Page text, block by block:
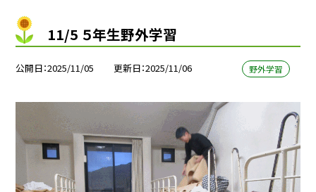
11/5 ５年生野外学習
公開日 2025/11/05 更新日 2025/11/06 野外学習